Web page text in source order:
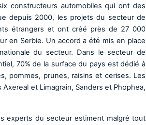
constructeurs automobiles qui ont des
depuis 2000, les projets du secteur de
étrangers et ont créé près de 27 000
en Serbie. Un accord a été mis en place
du secteur. Dans le secteur de
70% de la surface du pays est dédié à
pommes, prunes, raisins et cerises. Les
et Limagrain, Sanders et Phophea,
experts du secteur estiment malgré tout